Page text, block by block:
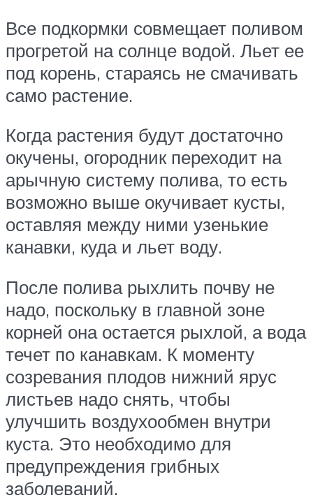
Все подкормки совмещает поливом
прогретой на солнце водой. Льет ее
под корень, стараясь не смачивать
само растение.
Когда растения будут достаточно
окучены, огородник переходит на
арычную систему полива, то есть
возможно выше окучивает кусты,
оставляя между ними узенькие
канавки, куда и льет воду.
После полива рыхлить почву не
надо, поскольку в главной зоне
корней она остается рыхлой, а вода
течет по канавкам. К моменту
созревания плодов нижний ярус
листьев надо снять, чтобы
улучшить воздухообмен внутри
куста. Это необходимо для
предупреждения грибных
заболеваний.